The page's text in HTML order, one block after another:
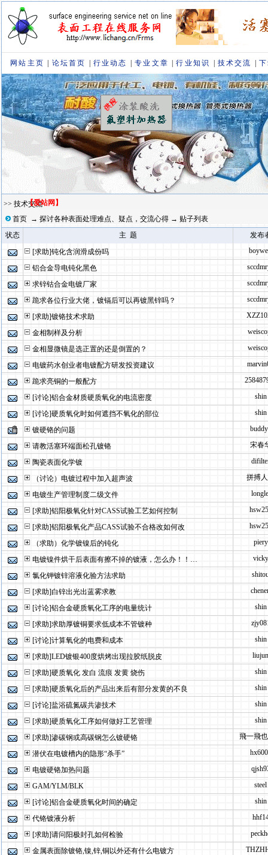
网站主页 论坛首页 行业动态 |专业文章 |行业知识 技术交流 |
>> 技术交流
首页 → 探讨各种表面处理难点、疑点，交流心得 → 贴子列表
状态
主 题
发布
[求助]钝化含润滑成份吗
铝合金导电钝化黑色
求锌钴合金电镀厂家
跪求各位行业大佬，镀镉后可以再镀黑锌吗？
[求助]镀铬技术求助
金相制样及分析
金相显微镜是选正置的还是倒置的？
电镀药水创业者电镀配方研发投资建议
跪求亮铜的一般配方
[讨论]铝合金材质硬质氧化的电流密度 shin
[讨论]硬质氧化时如何遮挡不氧化的部位 shin
镀硬铬的问题
请教活塞环端面松孔镀铬 宋春
陶瓷表面化学镀
（讨论）电镀过程中加入超声波 拼搏
电镀生产管理制度二级文件
[求助]铝阳极氧化针对CASS试验工艺如何控制
[求助]铝阳极氧化产品CASS试验不合格改如何改
（求助）化学镀镍后的钝化 piery
电镀镍件烘干后表面有擦不掉的镀液，怎么办！！… vicky
氯化钾镀锌溶液化验方法求助
[求助]白锌出光出蓝雾求教
[讨论]铝合金硬质氧化工序的电量统计 shin
[求助]求助厚镀铜要求低成本不管镀种
[讨论]计算氧化的电费和成本 shin
[求助]LED镀银400度烘烤出现拉胶纸脱皮 liujun
[求助]硬质氧化 发白 流痕 发黄 烧伤 shin
[求助]硬质氧化后的产品出来后有部分发黄的不良 shin
[讨论]盐浴硫氮碳共渗技术 shin
[求助]硬质氧化工序如何做好工艺管理 shin
[求助]渗碳钢或高碳钢怎么镀硬铬 飛一飛
潜伏在电镀槽内的隐形“杀手”
电镀硬铬加热问题
GAM/YLM/BLK steel
[讨论]铝合金硬质氧化时间的确定 shin
代铬镀液分析
[求助]请问阳极封孔如何检验
金属表面除镀铬,镍,锌,铜以外还有什么电镀方
【爱站网】